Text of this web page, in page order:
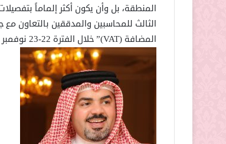
المنطقة، بل وأن يكون أكثر إلماماً
الثالث للمحاسبين والمدققين بالتعاون
المضافة (VAT)” خلال الفترة 22-23 نوفمبر المقبل، بفندق ذا غروف للمؤتمرات الكائن بجزر أمواج بمملكة البحرين.